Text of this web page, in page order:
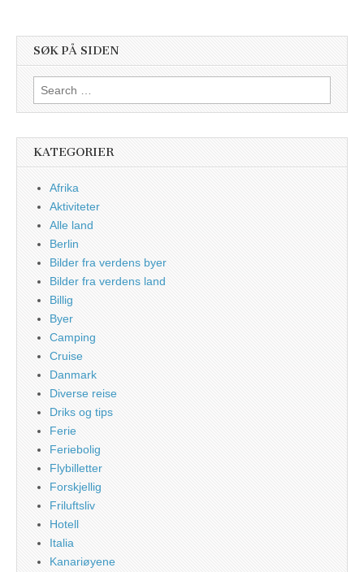
SØK PÅ SIDEN
Search
for:
KATEGORIER
Afrika
Aktiviteter
Alle land
Berlin
Bilder fra verdens byer
Bilder fra verdens land
Billig
Byer
Camping
Cruise
Danmark
Diverse reise
Driks og tips
Ferie
Feriebolig
Flybilletter
Forskjellig
Friluftsliv
Hotell
Italia
Kanariøyene